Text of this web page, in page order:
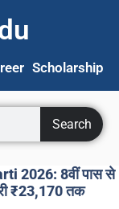
Scholarship
Search
2026: 8वीं पास से
₹23,170 तक